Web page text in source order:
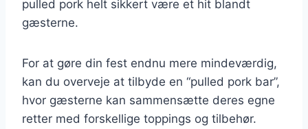
pulled pork helt sikkert være et hit blandt
gæsterne.
For at gøre din fest endnu mere mindeværdig,
kan du overveje at tilbyde en “pulled pork bar”,
hvor gæsterne kan sammensætte deres egne
retter med forskellige toppings og tilbehør.